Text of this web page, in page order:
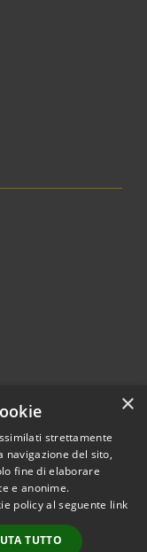
© 2026 • Città di
Maggiore •
byMunicipium •
redazione
×
strettamente
navigazione del sito,
fine di elaborare
e anonime.
policy al seguente link
TUTTO